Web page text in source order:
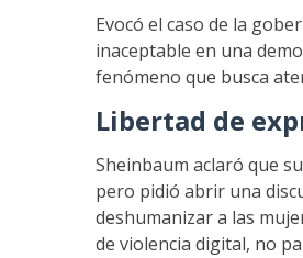
Evocó el caso de la
inaceptable en una
fenómeno que busca
Libertad de
Sheinbaum aclaró que
pero pidió abrir una
deshumanizar a las
de violencia digital, no